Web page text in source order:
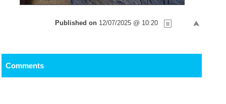
Published on 12/07/2025 @ 10:20
Comments